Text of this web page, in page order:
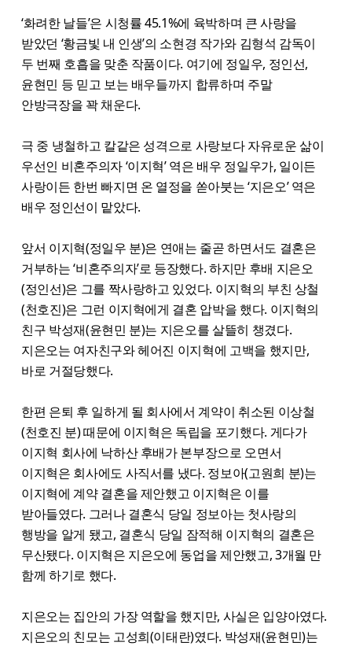
‘화려한 날들’은 시청률 45.1%에 육박하며 큰 사랑을
받았던 ‘황금빛 내 인생’의 소현경 작가와 김형석 감독이
두 번째 호흡을 맞춘 작품이다. 여기에 정일우, 정인선,
윤현민 등 믿고 보는 배우들까지 합류하며 주말
안방극장을 꽉 채운다.
극 중 냉철하고 칼같은 성격으로 사랑보다 자유로운 삶이
우선인 비혼주의자 ‘이지혁’ 역은 배우 정일우가, 일이든
사랑이든 한번 빠지면 온 열정을 쏟아붓는 ‘지은오’ 역은
배우 정인선이 맡았다.
앞서 이지혁(정일우 분)은 연애는 줄곧 하면서도 결혼은
거부하는 ‘비혼주의자’로 등장했다. 하지만 후배 지은오
(정인선)은 그를 짝사랑하고 있었다. 이지혁의 부친 상철
(천호진)은 그런 이지혁에게 결혼 압박을 했다. 이지혁의
친구 박성재(윤현민 분)는 지은오를 살뜰히 챙겼다.
지은오는 여자친구와 헤어진 이지혁에 고백을 했지만,
바로 거절당했다.
한편 은퇴 후 일하게 될 회사에서 계약이 취소된 이상철
(천호진 분) 때문에 이지혁은 독립을 포기했다. 게다가
이지혁 회사에 낙하산 후배가 본부장으로 오면서
이지혁은 회사에도 사직서를 냈다. 정보아(고원희 분)는
이지혁에 계약 결혼을 제안했고 이지혁은 이를
받아들였다. 그러나 결혼식 당일 정보아는 첫사랑의
행방을 알게 됐고, 결혼식 당일 잠적해 이지혁의 결혼은
무산됐다. 이지혁은 지은오에 동업을 제안했고, 3개월 만
함께 하기로 했다.
지은오는 집안의 가장 역할을 했지만, 사실은 입양아였다.
지은오의 친모는 고성희(이태란)였다. 박성재(윤현민)는